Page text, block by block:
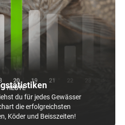
du für jedes Gewässer
die erfolgreichsten
Köder und Beisszeiten!